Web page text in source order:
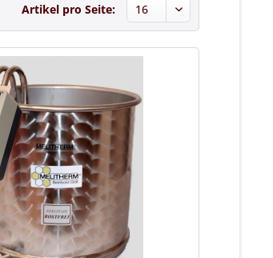
Artikel pro Seite: